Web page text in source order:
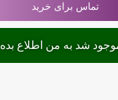
تماس برای خرید
شد به من اطلاع بده